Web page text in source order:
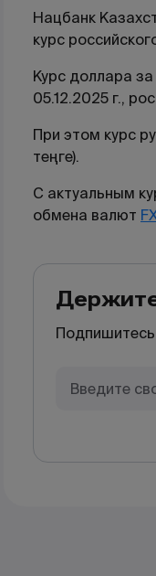
Нацбанк
курс
Курс доллара
05.12.2025 г.,
При этом курс
теңге).
С актуальным
обмена валют
Подпишитесь